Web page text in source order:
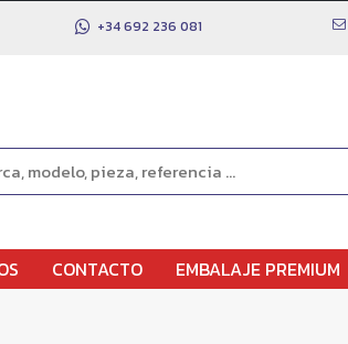
+34 692 236 081
CONTACTO EMBALAJE PREMIUM